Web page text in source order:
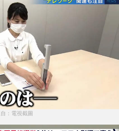
自：電視截圖